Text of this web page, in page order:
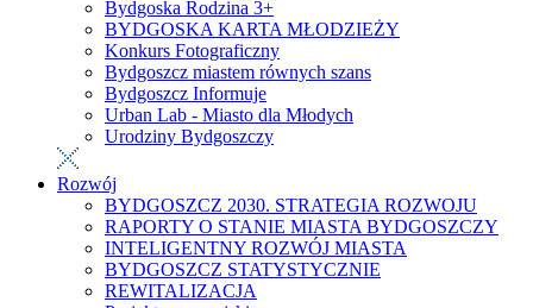
Bydgoska Rodzina 3+
BYDGOSKA KARTA MŁODZIEŻY
Konkurs Fotograficzny
Bydgoszcz miastem równych szans
Bydgoszcz Informuje
Urban Lab - Miasto dla Młodych
Urodziny Bydgoszczy
Rozwój
BYDGOSZCZ 2030. STRATEGIA ROZWOJU
RAPORTY O STANIE MIASTA BYDGOSZCZY
INTELIGENTNY ROZWÓJ MIASTA
BYDGOSZCZ STATYSTYCZNIE
REWITALIZACJA